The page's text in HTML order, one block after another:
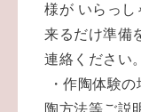
様が いらっし
来るだけ準備
連絡ください。
・作陶体験
陶方法等ご説